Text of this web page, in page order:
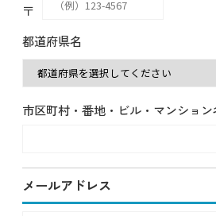
〒
都道府県名
市区町村・番地・ビル・マンション
メールアドレス